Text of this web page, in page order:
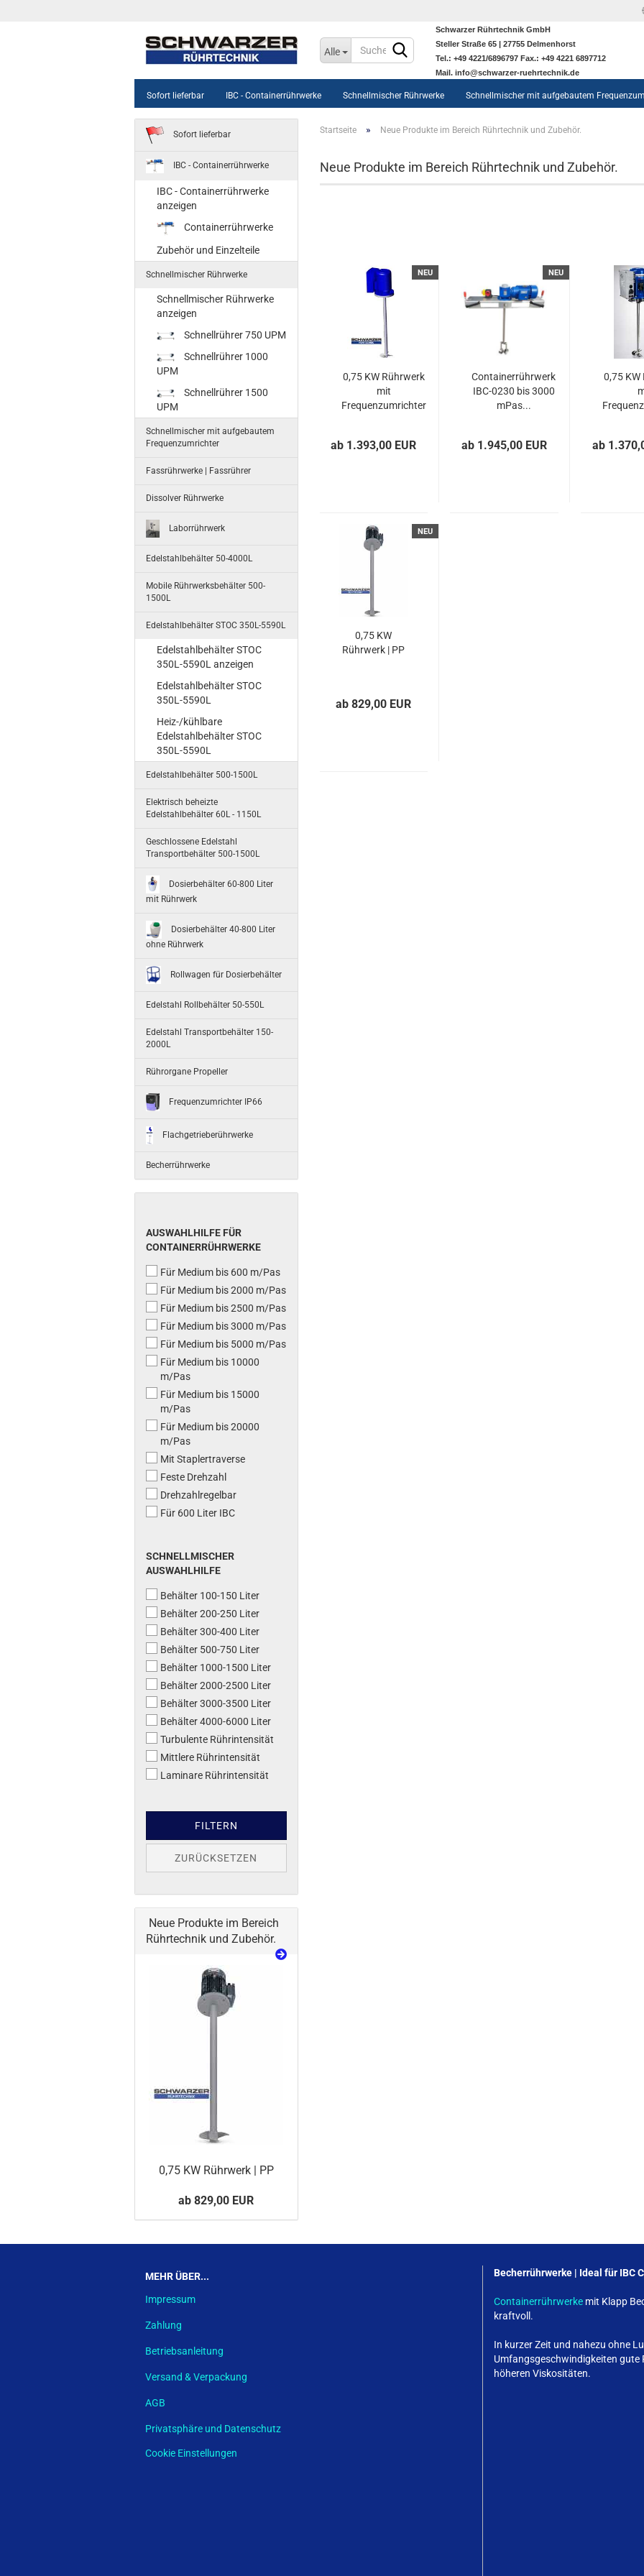
Sprache auswählen
Alle
Schwarzer Rührtechnik GmbH
Steller Straße 65 | 27755 Delmenhorst
Tel.: +49 4221/6896797 Fax.: +49 4221 6897712
Mail. info@schwarzer-ruehrtechnik.de
Sofort lieferbar IBC - Containerrührwerke Schnellmischer Rührwerke Schnellmischer mit aufgebautem
Edelstahlbehälter STOC 350L-
5590L
Heiz-/kühlbare
Startseite » Neue Produkte im Bereich Rührtechnik und Zubehör.
Neue Produkte im Bereich Rührtechnik und Zubehör.
NEU
0,75 KW Rührwerk
mit
Frequenzumrichter
ab 1.393,00 EUR
NEU
Containerrührwerk
IBC-0230 bis 3000
mPas...
ab 1.945,00 EUR
0,75 KW
ab
NEU
0,75 KW
Rührwerk | PP
ab 829,00 EUR
Sofort lieferbar
IBC - Containerrührwerke
IBC - Containerrührwerke
anzeigen
Containerrührwerke
Zubehör und Einzelteile
Schnellmischer Rührwerke
Schnellmischer Rührwerke
anzeigen
Schnellrührer 750 UPM
Schnellrührer 1000
UPM
Schnellrührer 1500
UPM
Schnellmischer mit aufgebautem
Frequenzumrichter
Fassrührwerke | Fassrührer
Dissolver Rührwerke
Laborrührwerk
Edelstahlbehälter 50-4000L
Mobile Rührwerksbehälter 500-
1500L
Edelstahlbehälter STOC 350L-5590L
Edelstahlbehälter STOC
350L-5590L anzeigen
Edelstahlbehälter STOC
350L-5590L
Heiz-/kühlbare
Edelstahlbehälter STOC
350L-5590L
Edelstahlbehälter 500-1500L
Elektrisch beheizte
Edelstahlbehälter 60L - 1150L
Geschlossene Edelstahl
Transportbehälter 500-1500L
Dosierbehälter 60-800 Liter
mit Rührwerk
Dosierbehälter 40-800 Liter
ohne Rührwerk
Rollwagen für Dosierbehälter
Edelstahl Rollbehälter 50-550L
Edelstahl Transportbehälter 150-
2000L
Rührorgane Propeller
Frequenzumrichter IP66
Flachgetrieberührwerke
Becherrührwerke
AUSWAHLHILFE FÜR
CONTAINERRÜHRWERKE
Für Medium bis 600 m/Pas
Für Medium bis 2000 m/Pas
Für Medium bis 2500 m/Pas
Für Medium bis 3000 m/Pas
Für Medium bis 5000 m/Pas
Für Medium bis 10000
m/Pas
Für Medium bis 15000
m/Pas
Für Medium bis 20000
m/Pas
Mit Staplertraverse
Feste Drehzahl
Drehzahlregelbar
Für 600 Liter IBC
SCHNELLMISCHER
AUSWAHLHILFE
Behälter 100-150 Liter
Behälter 200-250 Liter
Behälter 300-400 Liter
Behälter 500-750 Liter
Behälter 1000-1500 Liter
Behälter 2000-2500 Liter
Behälter 3000-3500 Liter
Behälter 4000-6000 Liter
Turbulente Rührintensität
Mittlere Rührintensität
Laminare Rührintensität
FILTERN
ZURÜCKSETZEN
Neue Produkte im Bereich
Rührtechnik und Zubehör.
0,75 KW Rührwerk | PP
ab 829,00 EUR
MEHR ÜBER...
Impressum
Zahlung
Betriebsanleitung
Versand & Verpackung
AGB
Privatsphäre und Datenschutz
Cookie Einstellungen
Becherrührwerke | Ideal für IBC
Containerrührwerke mit Klapp
kraftvoll.
In kurzer Zeit und nahezu ohne
Umfangsgeschwindigkeiten gute
höheren Viskositäten.